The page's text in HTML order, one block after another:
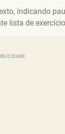
indicando
lista de